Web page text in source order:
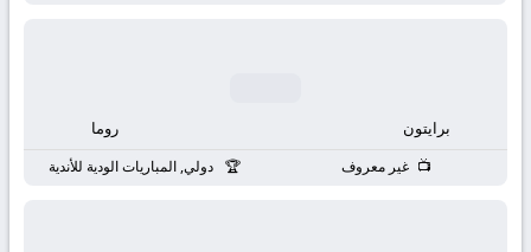
برايتون روما
غير معروف دولي, المباريات الودية للأندية